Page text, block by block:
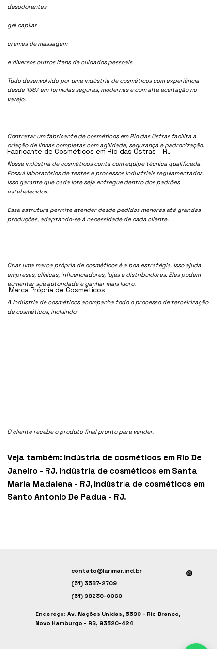
desodorantes
gel capilar
cremes de massagem
e diversos outros itens de cuidados pessoais
Tudo desenvolvido por uma indústria de cosméticos com experiência
desde 1967 em fórmulas seguras, modernas e com alta aceitação no
varejo.
Contratar um fabricante de cosméticos em Rio das Ostras facilita a
criação de linhas completas com agilidade, segurança e padronização.
Nossa indústria de cosmétioos conta com equipe técnica qualificada.
Possui laboratórios de testes e processos industriais regulamentados.
Isso garante que cada lote seja entregue dentro dos padrões
estabelecidos.
Essa estrutura permite atender desde pedidos menores até grandes
produções, adaptando-se à necessidade de cada cliente.
Criar uma marca própria de cosméticos é a boa estratégia. Isso ajuda
empresas, clínicas, influenciadores, lojas e distribuidores. Eles podem
aumentar sua autoridade e ganhar mais lucro.
A indústria de cosméticos acompanha todo o processo de terceirização
de cosméticos, incluindo:
O cliente recebe o produto final pronto para vender.
Veja também: Indústria de cosméticos em Rio De
Janeiro - RJ, Indústria de cosméticos em Santa
Maria Madalena - RJ, Indústria de cosméticos em
Santo Antonio De Padua - RJ.
Fabricante de Cosméticos em Rio das Ostras - RJ
Marca Própria de Cosméticos
contato@larimar.ind.br
(51) 3587-2709
(51) 98238-0060
Endereço: Av. Nações Unidas, 5590 - Rio Branco,
Novo Hamburgo - RS, 93320-424